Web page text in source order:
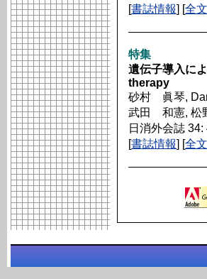
[書誌情報] [全
特集
遺伝子導入に
therapy
砂村 眞琴,
武田 和憲,
日消外会誌
[書誌情報] [全